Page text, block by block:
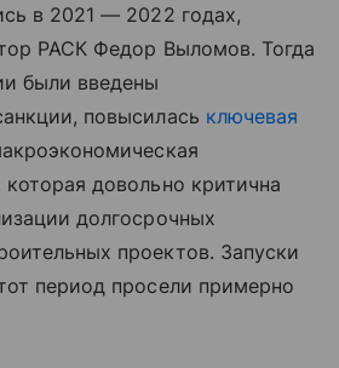
в 2021 — 2022 годах,
РАСК Федор Выломов. Тогда
были введены
повысилась ключевая
которая довольно критична
долгосрочных
проектов. Запуски
период просели примерно